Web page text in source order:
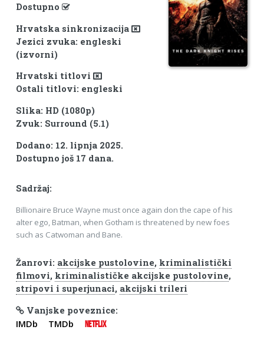
Dostupno
Hrvatska sinkronizacija
Jezici zvuka: engleski
(izvorni)
Hrvatski titlovi
Ostali titlovi: engleski
Slika: HD (1080p)
Zvuk: Surround (5.1)
Dodano: 12. lipnja 2025.
Dostupno još 17 dana.
Sadržaj:
Billionaire Bruce Wayne must once again don the cape of his
alter ego, Batman, when Gotham is threatened by new foes
such as Catwoman and Bane.
Žanrovi: akcijske pustolovine, kriminalistički
filmovi, kriminalističke akcijske pustolovine,
stripovi i superjunaci, akcijski trileri
Vanjske poveznice:
IMDb TMDb NETFLIX